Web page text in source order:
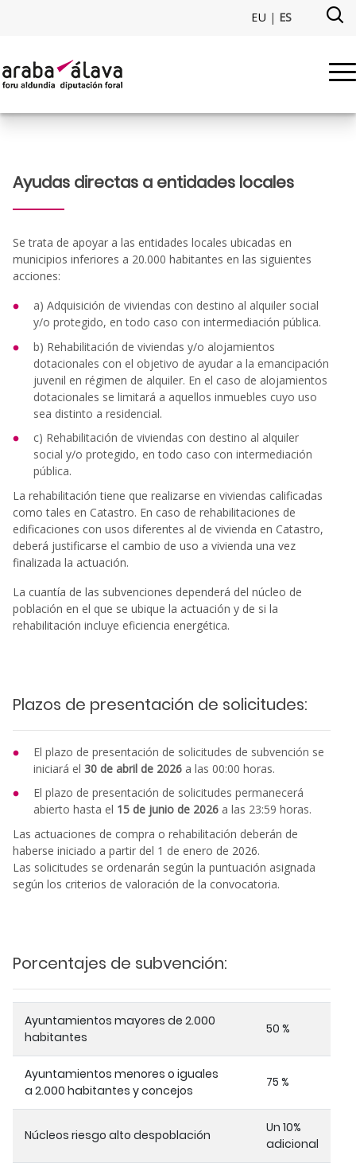
EU | ES
Ayudas directas a entidades
Ayudas directas a entidades locales
Se trata de apoyar a las entidades locales ubicadas en
municipios inferiores a 20.000 habitantes en las siguientes
acciones:
a) Adquisición de viviendas con destino al alquiler social
y/o protegido, en todo caso con intermediación pública.
b) Rehabilitación de viviendas y/o alojamientos
dotacionales con el objetivo de ayudar a la emancipación
juvenil en régimen de alquiler. En el caso de alojamientos
dotacionales se limitará a aquellos inmuebles cuyo uso
sea distinto a residencial.
c) Rehabilitación de viviendas con destino al alquiler
social y/o protegido, en todo caso con intermediación
pública.
La rehabilitación tiene que realizarse en viviendas calificadas
como tales en Catastro. En caso de rehabilitaciones de
edificaciones con usos diferentes al de vivienda en Catastro,
deberá justificarse el cambio de uso a vivienda una vez
finalizada la actuación.
La cuantía de las subvenciones dependerá del núcleo de
población en el que se ubique la actuación y de si la
rehabilitación incluye eficiencia energética.
Plazos de presentación de solicitudes:
El plazo de presentación de solicitudes de subvención se
iniciará el 30 de abril de 2026a las 00:00 horas.
El plazo de presentación de solicitudes permanecerá
abierto hasta el 15 de junio de 2026 a las 23:59 horas.
Las actuaciones de compra o rehabilitación deberán de
haberse iniciado a partir del 1 de enero de 2026.
Las solicitudes se ordenarán según la puntuación asignada
según los criterios de valoración de la convocatoria.
Porcentajes de subvención:
Ayuntamientos mayores de 2.000
habitantes
50 %
Ayuntamientos menores o iguales
a 2.000 habitantes y concejos
75 %
Núcleos riesgo alto despoblación
Un 10%
adicional